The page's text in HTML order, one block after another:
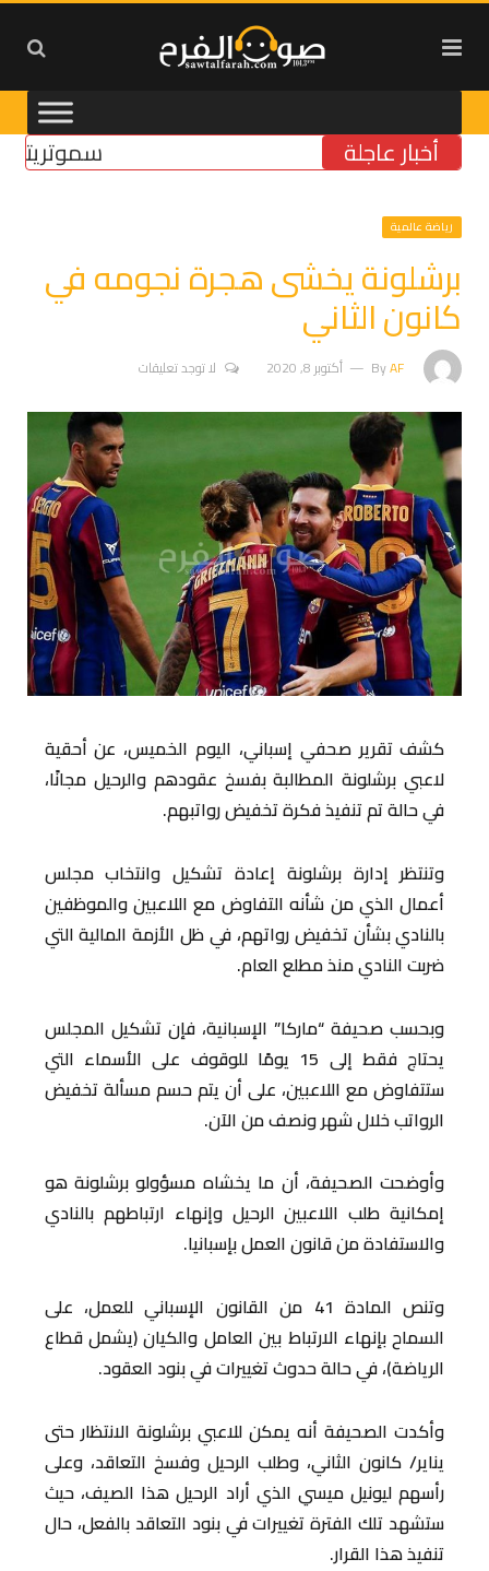
أخبار عاجلة سموتريتش:
رياضة عالمية
برشلونة يخشى هجرة نجومه في
كانون الثاني
ByAF أكتوبر 8, 2020 لا توجد تعليقات
كشف تقرير صحفي إسباني، اليوم الخميس، عن أحقية
لاعبي برشلونة المطالبة بفسخ عقودهم والرحيل مجانًا،
في حالة تم تنفيذ فكرة تخفيض رواتبهم.
وتنتظر إدارة برشلونة إعادة تشكيل وانتخاب مجلس
أعمال الذي من شأنه التفاوض مع اللاعبين والموظفين
بالنادي بشأن تخفيض رواتهم، في ظل الأزمة المالية التي
ضربت النادي منذ مطلع العام.
وبحسب صحيفة “ماركا” الإسبانية، فإن تشكيل المجلس
يحتاج فقط إلى 15 يومًا للوقوف على الأسماء التي
ستتفاوض مع اللاعبين، على أن يتم حسم مسألة تخفيض
الرواتب خلال شهر ونصف من الآن.
وأوضحت الصحيفة، أن ما يخشاه مسؤولو برشلونة هو
إمكانية طلب اللاعبين الرحيل وإنهاء ارتباطهم بالنادي
والاستفادة من قانون العمل بإسبانيا.
وتنص المادة 41 من القانون الإسباني للعمل، على
السماح بإنهاء الارتباط بين العامل والكيان (يشمل قطاع
الرياضة)، في حالة حدوث تغييرات في بنود العقود.
وأكدت الصحيفة أنه يمكن للاعبي برشلونة الانتظار حتى
يناير/ كانون الثاني، وطلب الرحيل وفسخ التعاقد، وعلى
رأسهم ليونيل ميسي الذي أراد الرحيل هذا الصيف، حيث
ستشهد تلك الفترة تغييرات في بنود التعاقد بالفعل، حال
تنفيذ هذا القرار.